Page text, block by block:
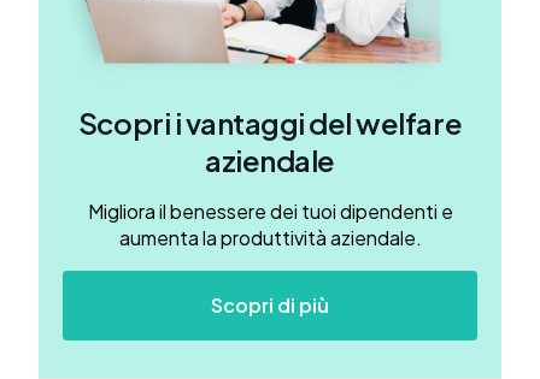
Scopri i vantaggi del welfare
aziendale
Migliora il benessere dei tuoi dipendenti e
aumenta la produttività aziendale.
Scopri di più